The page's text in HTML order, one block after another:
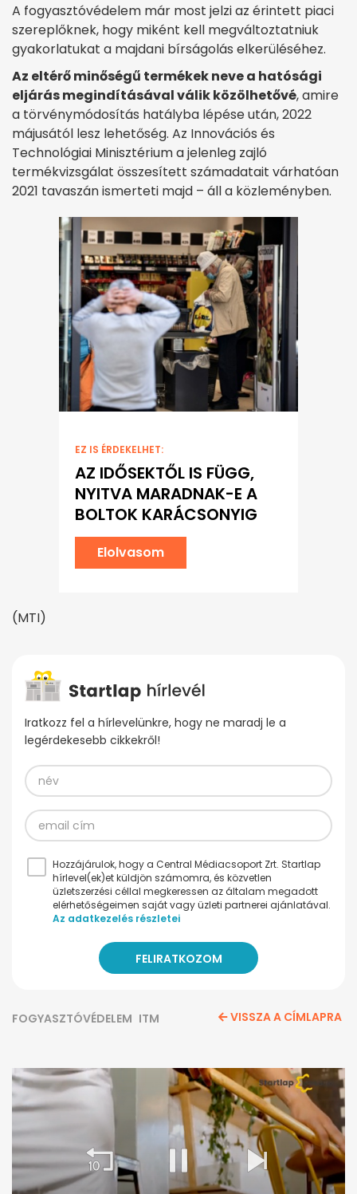
A fogyasztóvédelem már most jelzi az érintett piaci
szereplőknek, hogy miként kell megváltoztatniuk
gyakorlatukat a majdani bírságolás elkerüléséhez.
Az eltérő minőségű termékek neve a hatósági
eljárás megindításával válik közölhetővé, amire
a törvénymódosítás hatályba lépése után, 2022
májusától lesz lehetőség. Az Innovációs és
Technológiai Minisztérium a jelenleg zajló
termékvizsgálat összesített számadatait várhatóan
2021 tavaszán ismerteti majd – áll a közleményben.
EZ IS ÉRDEKELHET:
AZ IDŐSEKTŐL IS FÜGG,
NYITVA MARADNAK-E A
BOLTOK KARÁCSONYIG
Elolvasom
(MTI)
Iratkozz fel a hírlevelünkre, hogy ne maradj le a
legérdekesebb cikkekről!
Hozzájárulok, hogy a Central Médiacsoport Zrt. Startlap
hírlevel(ek)et küldjön számomra, és közvetlen
üzletszerzési céllal megkeressen az általam megadott
elérhetőségeimen saját vagy üzleti partnerei ajánlatával.
Az adatkezelés részletei
FOGYASZTÓVÉDELEM ITM VISSZA A CÍMLAPRA